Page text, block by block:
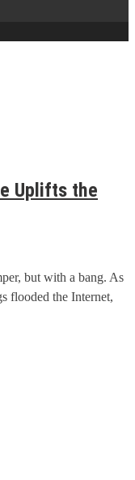
Uplifts the
but with a bang. As
flooded the Internet,